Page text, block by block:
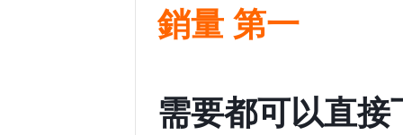
銷量 第一
需要都可以直